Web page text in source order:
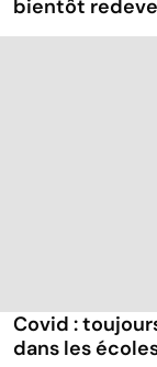
bientôt
Covid :
dans les